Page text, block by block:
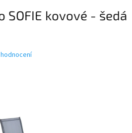
SOFIE kovové - šedá